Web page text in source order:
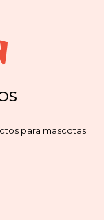
para mascotas.